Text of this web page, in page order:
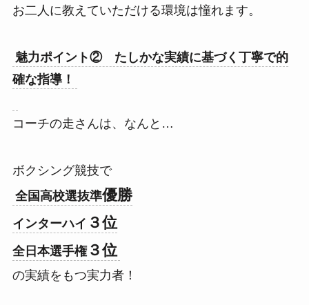
お二人に教えていただける環境は憧れます。
魅力ポイント② たしかな実績に基づく丁寧で的
確な指導！
コーチの走さんは、なんと…
ボクシング競技で
全国高校選抜準優勝
インターハイ ３位
全日本選手権３位
の実績をもつ実力者！